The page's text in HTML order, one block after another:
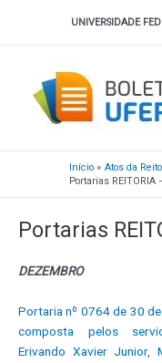
UNIVERSIDADE
Início Atos da
Portarias REITORIA
Portarias
DEZEMBRO
Portaria nº 0764 de 30
composta pelos
Erivando Xavier Junior,